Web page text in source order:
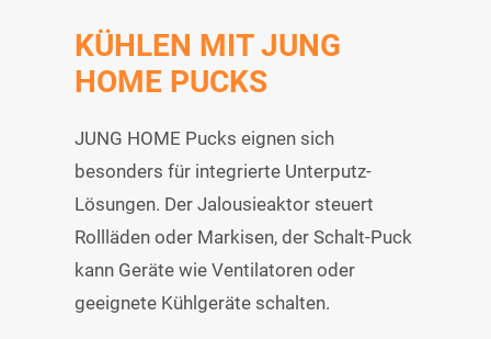
KÜHLEN MIT JUNG
HOME PUCKS
JUNG HOME Pucks eignen sich
besonders für integrierte Unterputz-
Lösungen. Der Jalousieaktor steuert
Rollläden oder Markisen, der Schalt-Puck
kann Geräte wie Ventilatoren oder
geeignete Kühlgeräte schalten.